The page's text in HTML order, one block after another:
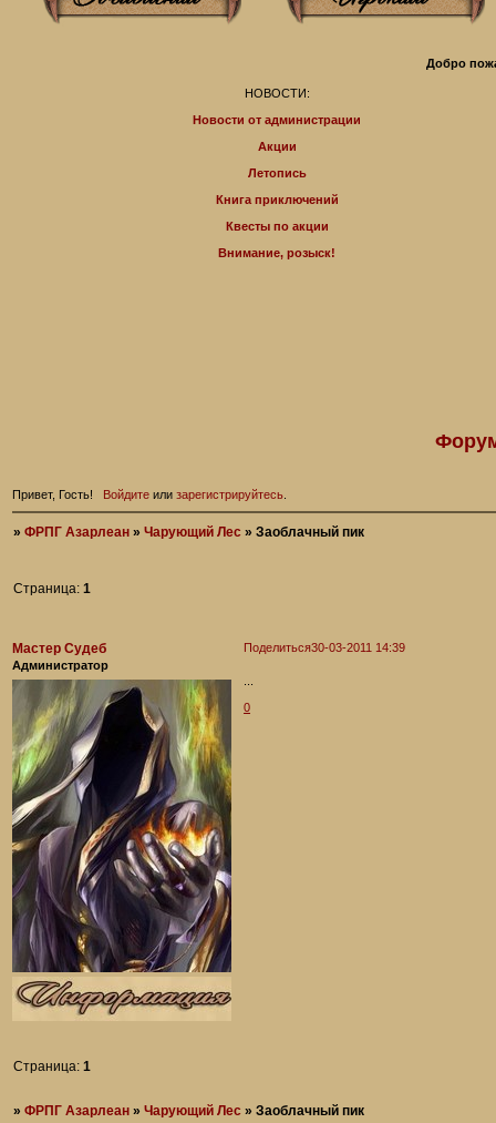
Добро
НОВОСТИ:
Новости от администрации
Акции
Летопись
Книга приключений
Квесты по акции
Внимание, розыск!
Привет, Гость! Войдитеили зарегистрируйтесь.
»ФРПГ Азарлеан »Чарующий Лес »Заоблачный пик
Страница:1
Поделиться30-03-2011 14:39
Мастер Судеб
Администратор
0
Страница:1
»ФРПГ Азарлеан »Чарующий Лес »Заоблачный пик